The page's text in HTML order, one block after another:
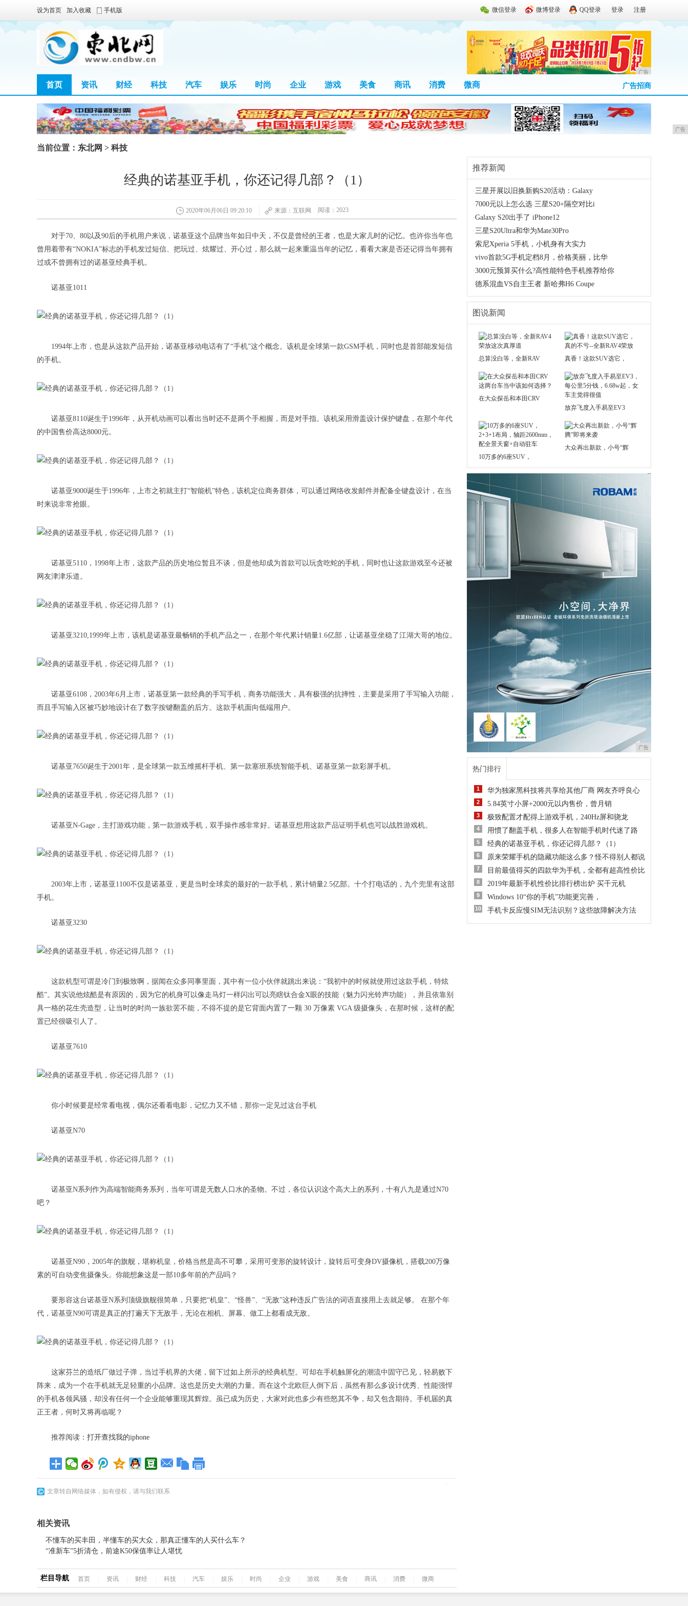
微信登录 微博登录 QQ登录 登录 注册
设为首页 加入收藏 手机版
广告
首页 资讯 财经 科技 汽车 娱乐 时尚 企业 游戏 美食 商讯 消费 微商 广告招商
广告
当前位置： 东北网 > 科技
经典的诺基亚手机，你还记得几部？（1）
2020年06月06日 09:20:10 来源：互联网 阅读：2023
对于70、80以及90后的手机用户来说，诺基亚这个品牌当年如日中天，不仅是曾经的王者，也是大家儿时的记忆。也许你当年也
曾用着带有“NOKIA”标志的手机发过短信、把玩过、炫耀过、开心过，那么就一起来重温当年的记忆，看看大家是否还记得当年拥有
过或不曾拥有过的诺基亚经典手机。
诺基亚1011
1994年上市，也是从这款产品开始，诺基亚移动电话有了“手机”这个概念。该机是全球第一款GSM手机，同时也是首部能发短信
的手机。
诺基亚8110诞生于1996年，从开机动画可以看出当时还不是两个手相握，而是对手指。该机采用滑盖设计保护键盘，在那个年代
的中国售价高达8000元。
诺基亚9000诞生于1996年，上市之初就主打“智能机”特色，该机定位商务群体，可以通过网络收发邮件并配备全键盘设计，在当
时来说非常抢眼。
诺基亚5110，1998年上市，这款产品的历史地位暂且不谈，但是他却成为首款可以玩贪吃蛇的手机，同时也让这款游戏至今还被
网友津津乐道。
诺基亚3210,1999年上市，该机是诺基亚最畅销的手机产品之一，在那个年代累计销量1.6亿部，让诺基亚坐稳了江湖大哥的地位。
诺基亚6108，2003年6月上市，诺基亚第一款经典的手写手机，商务功能强大，具有极强的抗摔性，主要是采用了手写输入功能，
而且手写输入区被巧妙地设计在了数字按键翻盖的后方。这款手机面向低端用户。
诺基亚7650诞生于2001年，是全球第一款五维摇杆手机、第一款塞班系统智能手机、诺基亚第一款彩屏手机。
诺基亚N-Gage，主打游戏功能，第一款游戏手机，双手操作感非常好。诺基亚想用这款产品证明手机也可以战胜游戏机。
2003年上市，诺基亚1100不仅是诺基亚，更是当时全球卖的最好的一款手机，累计销量2.5亿部。十个打电话的，九个兜里有这部
手机。
诺基亚3230
这款机型可谓是冷门到极致啊，据闻在众多同事里面，其中有一位小伙伴就跳出来说：“我初中的时候就使用过这款手机，特炫
酷”。其实说他炫酷是有原因的，因为它的机身可以像走马灯一样闪出可以亮瞎钛合金X眼的技能（魅力闪光铃声功能），并且依靠别
具一格的花生壳造型，让当时的时尚一族欲罢不能，不得不提的是它背面内置了一颗 30 万像素 VGA 级摄像头，在那时候，这样的配
置已经很吸引人了。
诺基亚7610
你小时候要是经常看电视，偶尔还看看电影，记忆力又不错，那你一定见过这台手机
诺基亚N70
诺基亚N系列作为高端智能商务系列，当年可谓是无数人口水的圣物。不过，各位认识这个高大上的系列，十有八九是通过N70
吧？
诺基亚N90，2005年的旗舰，堪称机皇，价格当然是高不可攀，采用可变形的旋转设计，旋转后可变身DV摄像机，搭载200万像
素的可自动变焦摄像头。你能想象这是一部10多年前的产品吗？
要形容这台诺基亚N系列顶级旗舰很简单，只要把“机皇”、“怪兽”、“无敌”这种违反广告法的词语直接用上去就足够。 在那个年
代，诺基亚N90可谓是真正的打遍天下无敌手，无论在相机、屏幕、做工上都看成无敌。
这家芬兰的造纸厂做过子弹，当过手机界的大佬，留下过如上所示的经典机型。可却在手机触屏化的潮流中固守己见，轻易败下
阵来，成为一个在手机就无足轻重的小品牌。这也是历史大潮的力量。而在这个北欧巨人倒下后，虽然有那么多设计优秀、性能强悍
的手机各领风骚，却没有任何一个企业能够重现其辉煌。虽已成为历史，大家对此也多少有些怒其不争，却又包含期待。手机届的真
正王者，何时又将再临呢？
推荐阅读： 打开查找我的iphone
文章转自网络媒体，如有侵权，请与我们联系
相关资讯
不懂车的买丰田，半懂车的买大众，那真正懂车的人买什么车？
“准新车”5折清仓，前途K50保值率让人堪忧
栏目导航 首页 资讯 财经 科技 汽车 娱乐 时尚 企业 游戏 美食 商讯 消费 微商
推荐新闻
·三星开展以旧换新购S20活动：Galaxy
· 7000元以上怎么选 三星S20+隔空对比i
·Galaxy S20出手了 iPhone12
·三星S20Ultra和华为Mate30Pro
·索尼Xperia 5手机，小机身有大实力
·vivo首款5G手机定档8月，价格美丽，比华
·3000元预算买什么?高性能特色手机推荐给你
·德系混血VS自主王者 新哈弗H6 Coupe
图说新闻
总算没白等，全新RAV 真香！这款SUV选它，
在大众探岳和本田CRV
放弃飞度入手易至EV3
10万多的6座SUV，
大众再出新款，小号“辉
广告
热门排行
1 华为独家黑科技将共享给其他厂商 网友齐呼良心
2 5.84英寸小屏+2000元以内售价，曾月销
3 极致配置才配得上游戏手机，240Hz屏和骁龙
4 用惯了翻盖手机，很多人在智能手机时代迷了路
5 经典的诺基亚手机，你还记得几部？（1）
6 原来荣耀手机的隐藏功能这么多？怪不得别人都说
7 目前最值得买的四款华为手机，全都有超高性价比
8 2019年最新手机性价比排行榜出炉 买千元机
9 Windows 10“你的手机”功能更完善，
10 手机卡反应慢SIM无法识别？这些故障解决方法